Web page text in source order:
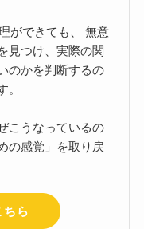
ができても、 無意
見つけ、実際の関
のかを判断するの
。
こうなっているの
の感覚」を取り戻
ちら